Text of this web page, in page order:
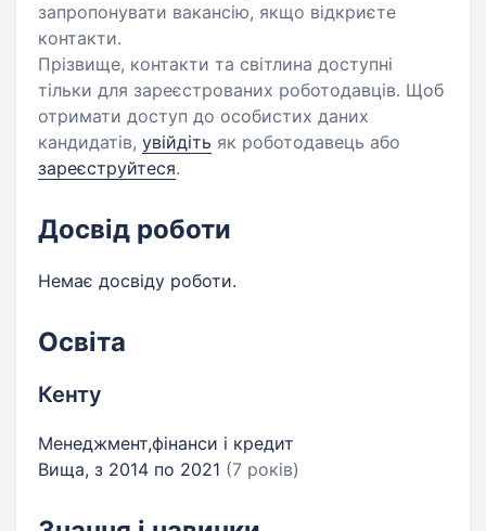
запропонувати вакансію, якщо відкриєте
контакти.
Прізвище, контакти та світлина доступні
тільки для зареєстрованих роботодавців. Щоб
отримати доступ до особистих даних
кандидатів, увійдіть як роботодавець або
зареєструйтеся.
Досвід роботи
Немає досвіду роботи.
Освіта
Кенту
Менеджмент,фінанси і кредит
Вища, з 2014 по 2021 (7 років)